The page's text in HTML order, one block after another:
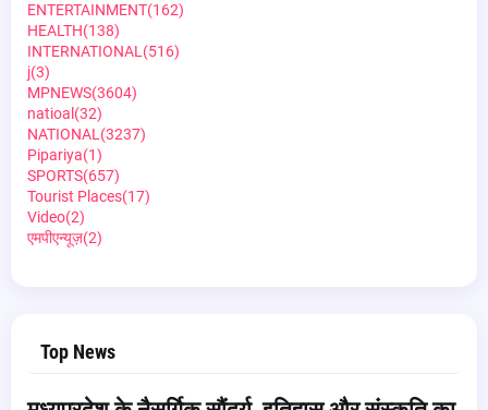
ENTERTAINMENT(162)
HEALTH(138)
INTERNATIONAL (516)
j(3)
MPNEWS(3604)
natioal (32)
NATIONAL (3237)
Pipariya(1)
SPORTS(657)
Tourist Places(17)
Video(2)
एमपीएन्यूज़(2)
Top News